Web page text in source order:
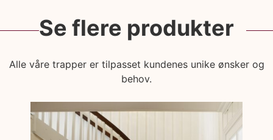
Se flere produkter
Alle våre trapper er tilpasset kundenes unike ønsker og
behov.